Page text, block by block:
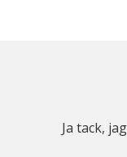
Ja tack,